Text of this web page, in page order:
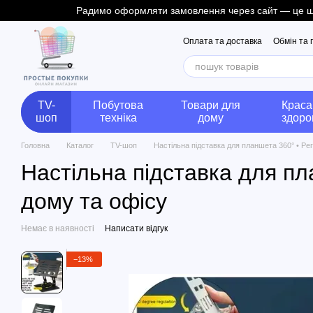
Перейти до основного контенту
Радимо оформляти замовлення через сайт — це
Оплата та доставка Обмін та
TV-
шоп
Побутова
техніка
Товари для
дому
Головна Каталог TV-шоп Настільна підставка для планшета 360° •
Настільна підставка для
дому та офісу
Немає в наявності Написати відгук
−13%